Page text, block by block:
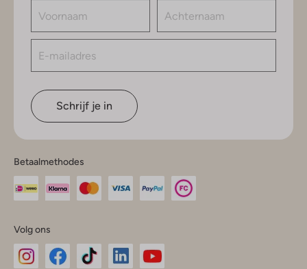
Schrijf je in
Betaalmethodes
Volg ons